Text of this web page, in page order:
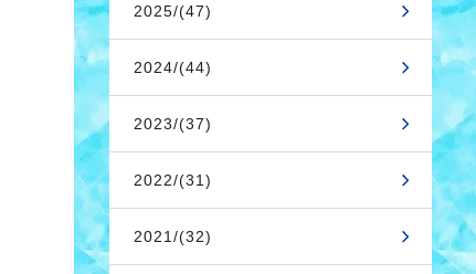
2025/(47)
2024/(44)
2023/(37)
2022/(31)
2021/(32)